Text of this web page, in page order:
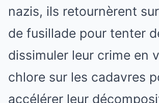
nazis, ils retournèrent
de fusillade pour tenter
dissimuler leur crime en
chlore sur les cadavres
accélérer leur